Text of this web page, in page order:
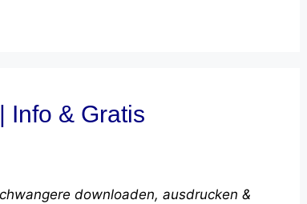
Info & Gratis
downloaden, ausdrucken &